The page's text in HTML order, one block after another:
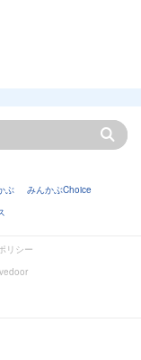
ぶ
みんかぶChoice
リシー